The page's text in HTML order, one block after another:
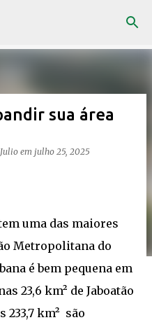
principal
sua área
em julho 25, 2025
uma das maiores
Metropolitana do
é bem pequena em
23,6 km² de Jaboatão
233,7 km² são